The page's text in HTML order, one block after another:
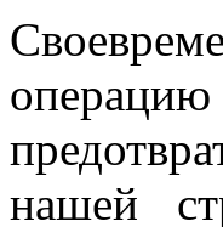
нашей